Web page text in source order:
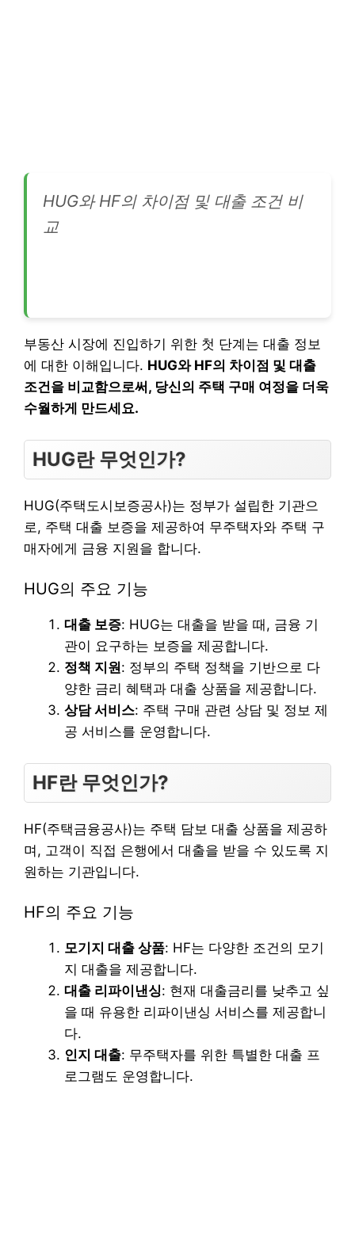
HUG와 HF의 차이점 및 대출 조건 비
교
부동산 시장에 진입하기 위한 첫 단계는 대출 정보
에 대한 이해입니다. HUG와 HF의 차이점 및 대출
조건을 비교함으로써, 당신의 주택 구매 여정을 더욱
수월하게 만드세요.
HUG란 무엇인가?
HUG(주택도시보증공사)는 정부가 설립한 기관으
로, 주택 대출 보증을 제공하여 무주택자와 주택 구
매자에게 금융 지원을 합니다.
HUG의 주요 기능
대출 보증: HUG는 대출을 받을 때, 금융 기
관이 요구하는 보증을 제공합니다.
정책 지원: 정부의 주택 정책을 기반으로 다
양한 금리 혜택과 대출 상품을 제공합니다.
상담 서비스: 주택 구매 관련 상담 및 정보 제
공 서비스를 운영합니다.
HF란 무엇인가?
HF(주택금융공사)는 주택 담보 대출 상품을 제공하
며, 고객이 직접 은행에서 대출을 받을 수 있도록 지
원하는 기관입니다.
HF의 주요 기능
모기지 대출 상품: HF는 다양한 조건의 모기
지 대출을 제공합니다.
대출 리파이낸싱: 현재 대출금리를 낮추고 싶
을 때 유용한 리파이낸싱 서비스를 제공합니
다.
인지 대출: 무주택자를 위한 특별한 대출 프
로그램도 운영합니다.